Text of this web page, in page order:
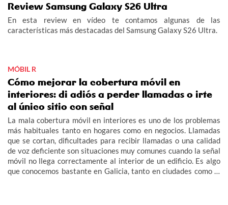
Review Samsung Galaxy S26 Ultra
En esta review en vídeo te contamos algunas de las
características más destacadas del Samsung Galaxy S26 Ultra.
MÓBIL R
Cómo mejorar la cobertura móvil en
interiores: di adiós a perder llamadas o irte
al único sitio con señal
La mala cobertura móvil en interiores es uno de los problemas
más habituales tanto en hogares como en negocios. Llamadas
que se cortan, dificultades para recibir llamadas o una calidad
de voz deficiente son situaciones muy comunes cuando la señal
móvil no llega correctamente al interior de un edificio. Es algo
que conocemos bastante en Galicia, tanto en ciudades como la